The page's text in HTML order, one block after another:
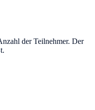
der Teilnehmer. Der